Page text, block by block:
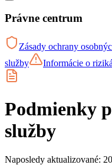
Právne centrum
Zásady ochrany
služby
Informácie o
Podmienky
služby
Naposledy aktualizované: